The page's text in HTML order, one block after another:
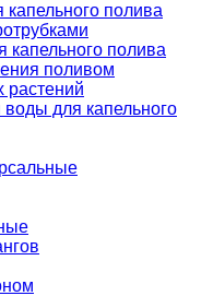
полива
капельного полива
поливом
воды для капельного